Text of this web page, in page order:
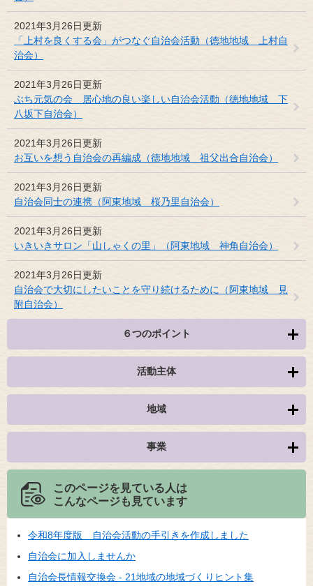
2021年3月26日更新
「上村を良くする会」がつなぐ自治会活動（徳地地域 上村自
治会）
2021年3月26日更新
ぶち元気の会 居心地の良い楽しい自治会活動（徳地地域 下
八坂下自治会）
2021年3月26日更新
お互いを想う自治会の再編成（徳地地域 祖父出合自治会）
2021年3月26日更新
自治会同士の連携（阿東地域 桜乃里自治会）
2021年3月26日更新
いきいきサロン「山しゃくの里」（阿東地域 神角自治会）
2021年3月26日更新
自治会で大切にしたいことを守り続けるために（阿東地域 見
附自治会）
６つのポイント
活動主体
地域
事業
このページを見ている人は
こんなページも見ています
令和8年度版 自治会活動の手引きを作成しました
自治会に加入しませんか
自治会長情報交換会 - 21地域の地域づくりヒント集